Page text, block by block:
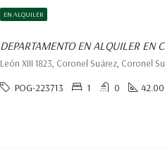
EN ALQUILER
DEPARTAMENTO EN ALQUILER EN
León XIII 1823, Coronel Suárez, Coronel
POG-223713 1 0 42.00